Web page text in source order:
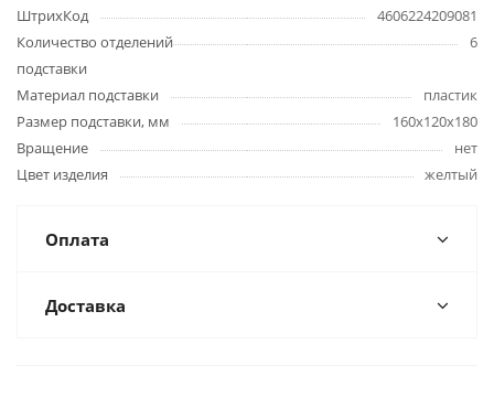
ШтрихКод
4606224209081
Количество отделений
подставки
6
Материал подставки
пластик
Размер подставки, мм
160х120х180
Вращение
нет
Цвет изделия
желтый
Оплата
Доставка